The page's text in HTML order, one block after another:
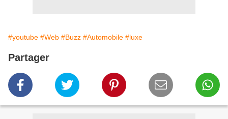
#youtube #Web #Buzz #Automobile #luxe
Partager